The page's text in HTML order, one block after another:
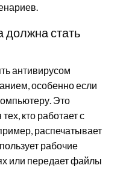
должна стать
антивирусом
особенно если
Это
кто работает с
распечатывает
рабочие
или передает файлы